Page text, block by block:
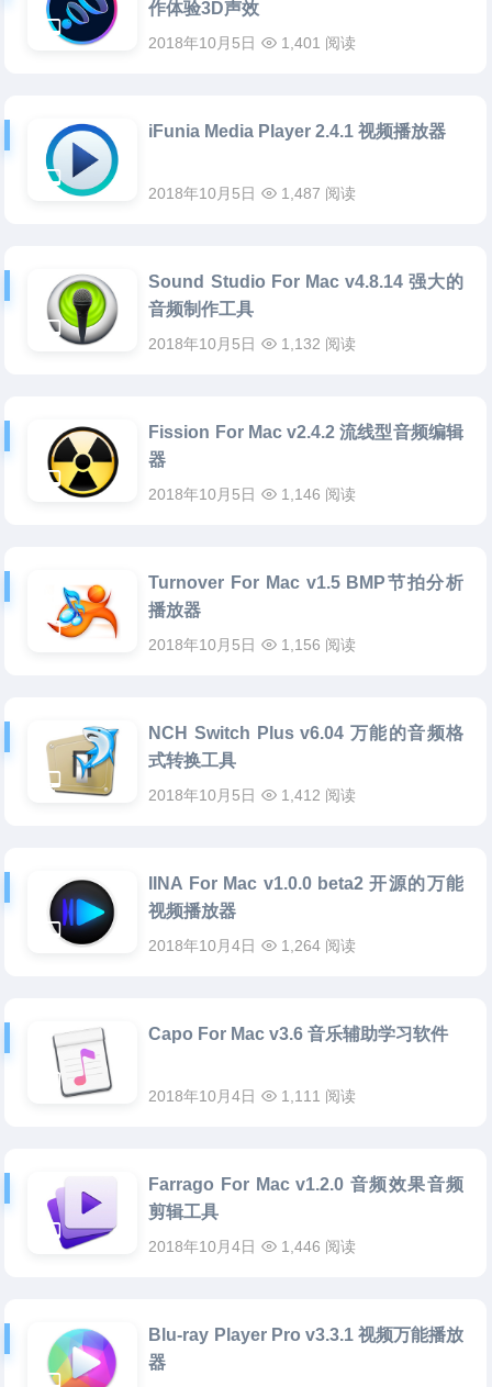
作体验3D声效
2018年10月5日 1,401 阅读
iFunia Media Player 2.4.1 视频播放器
2018年10月5日 1,487 阅读
Sound Studio For Mac v4.8.14 强大的
音频制作工具
2018年10月5日 1,132 阅读
Fission For Mac v2.4.2 流线型音频编辑
器
2018年10月5日 1,146 阅读
Turnover For Mac v1.5 BMP节拍分析
播放器
2018年10月5日 1,156 阅读
NCH Switch Plus v6.04 万能的音频格
式转换工具
2018年10月5日 1,412 阅读
IINA For Mac v1.0.0 beta2 开源的万能
视频播放器
2018年10月4日 1,264 阅读
Capo For Mac v3.6 音乐辅助学习软件
2018年10月4日 1,111 阅读
Farrago For Mac v1.2.0 音频效果音频
剪辑工具
2018年10月4日 1,446 阅读
Blu-ray Player Pro v3.3.1 视频万能播放
器